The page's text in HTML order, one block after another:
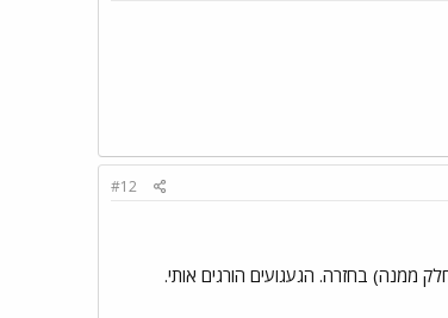
#12
ממנה) בחזרה. הגעגועים הורגים אותי.